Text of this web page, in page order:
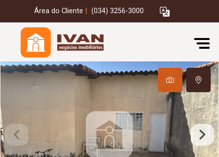
Área do Cliente (034) 3256-3000